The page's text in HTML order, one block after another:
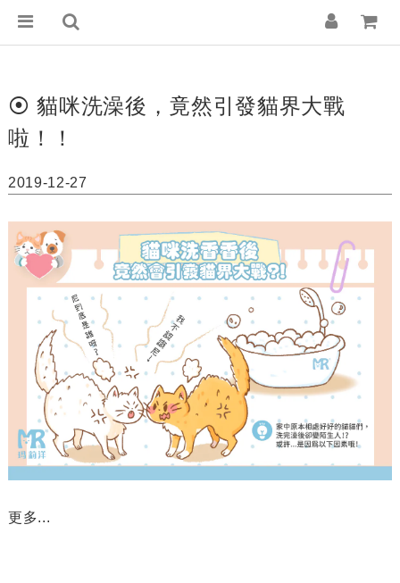
⦿ 貓咪洗澡後，竟然引發貓界大戰
啦！！
2019-12-27
更多...